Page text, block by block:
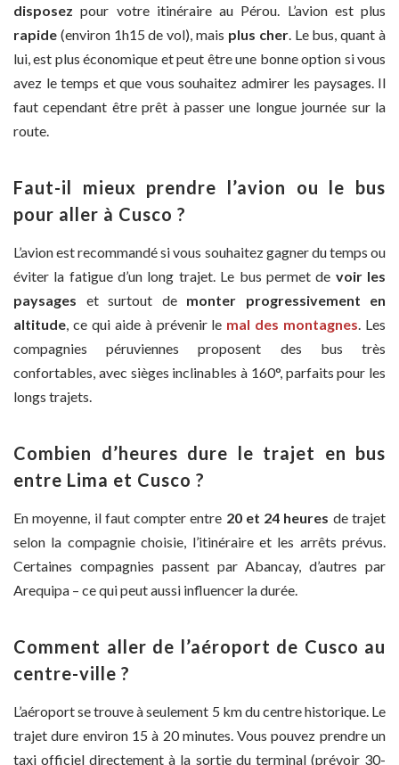
disposez pour votre itinéraire au Pérou. L’avion est plus
rapide (environ 1h15 de vol), mais plus cher. Le bus, quant à
lui, est plus économique et peut être une bonne option si vous
avez le temps et que vous souhaitez admirer les paysages. Il
faut cependant être prêt à passer une longue journée sur la
route.
Faut-il mieux prendre l’avion ou le bus
pour aller à Cusco ?
L’avion est recommandé si vous souhaitez gagner du temps ou
éviter la fatigue d’un long trajet. Le bus permet de voir les
paysages et surtout de monter progressivement en
altitude, ce qui aide à prévenir le mal des montagnes. Les
compagnies péruviennes proposent des bus très
confortables, avec sièges inclinables à 160°, parfaits pour les
longs trajets.
Combien d’heures dure le trajet en bus
entre Lima et Cusco ?
En moyenne, il faut compter entre 20 et 24 heures de trajet
selon la compagnie choisie, l’itinéraire et les arrêts prévus.
Certaines compagnies passent par Abancay, d’autres par
Arequipa – ce qui peut aussi influencer la durée.
Comment aller de l’aéroport de Cusco au
centre-ville ?
L’aéroport se trouve à seulement 5 km du centre historique. Le
trajet dure environ 15 à 20 minutes. Vous pouvez prendre un
taxi officiel directement à la sortie du terminal (prévoir 30-